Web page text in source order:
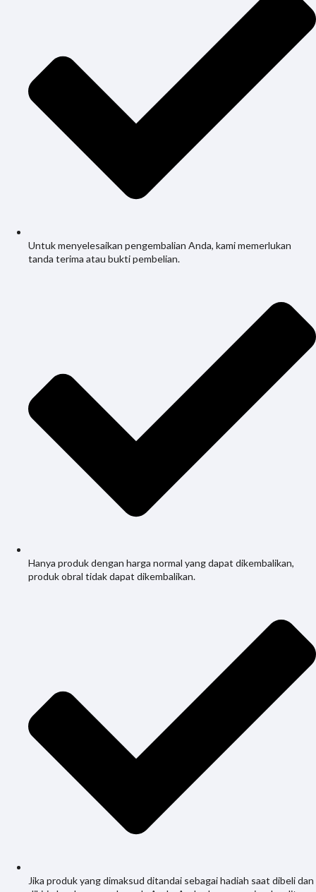
Untuk menyelesaikan pengembalian Anda, kami memerlukan
tanda terima atau bukti pembelian.
Hanya produk dengan harga normal yang dapat dikembalikan,
produk obral tidak dapat dikembalikan.
Jika produk yang dimaksud ditandai sebagai hadiah saat dibeli dan